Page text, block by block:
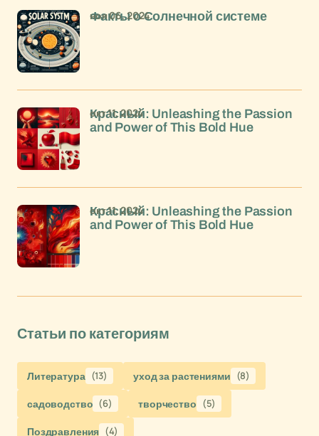
Факты о Солнечной системе
ноя 06, 2024
Красный: Unleashing the Passion
and Power of This Bold Hue
окт 11, 2024
Красный: Unleashing the Passion
and Power of This Bold Hue
окт 11, 2024
Статьи по категориям
Литература (13) уход за растениями (8)
садоводство (6) творчество (5)
Поздравления (4)